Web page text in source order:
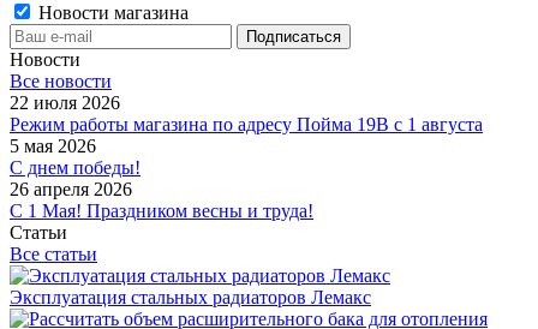
Новости магазина
Новости
Все новости
22 июля 2026
Режим работы магазина по адресу Пойма 19В с 1 августа
5 мая 2026
С днем победы!
26 апреля 2026
С 1 Мая! Праздником весны и труда!
Статьи
Все статьи
Эксплуатация стальных радиаторов Лемакс